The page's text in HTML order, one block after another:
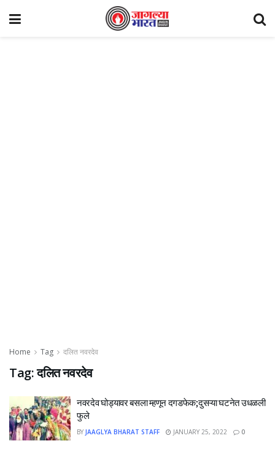
Home Tag दलित नवरदेव
Tag:दलित नवरदेव
नवरदेव घोड्यावर बसला म्हणून दगडफेक;दुसऱ्या घटनेत उधळली
फुले
BY JAAGLYA BHARAT STAFF JANUARY 25, 2022 0